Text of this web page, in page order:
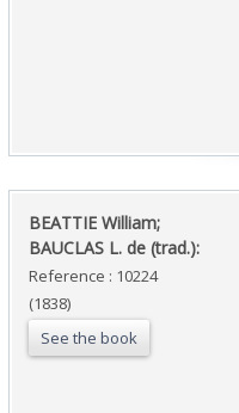
‎BEATTIE William;
BAUCLAS L. de (trad.):‎
Reference : 10224
(1838)
See the book